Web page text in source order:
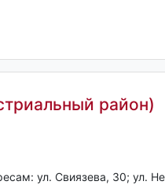
район)
ул. Свиязева, 30; ул.